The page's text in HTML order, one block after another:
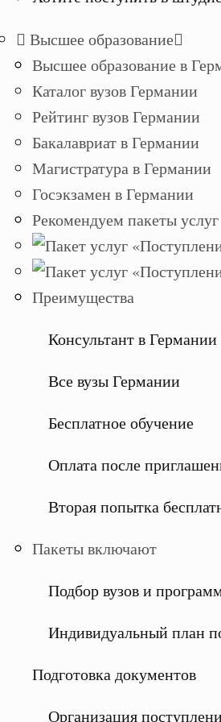
Высшее образование
Высшее образование в
Каталог вузов Германии
Рейтинг вузов Германии
Бакалавриат в Германии
Магистратура в Германии
Госэкзамен в Германии
Рекомендуем пакеты услуг
Преимущества
Консультант в Германии
Все вузы Германии
Бесплатное обучение
Оплата после
Вторая попытка
Пакеты включают
Подбор вузов и
Индивидуальный план
Подготовка документов
Организация